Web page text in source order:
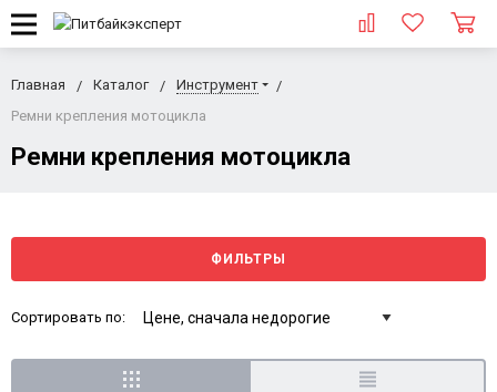
Главная Каталог
Инструмент
Ремни крепления мотоцикла
Ремни крепления мотоцикла
ФИЛЬТРЫ
Сортировать по: